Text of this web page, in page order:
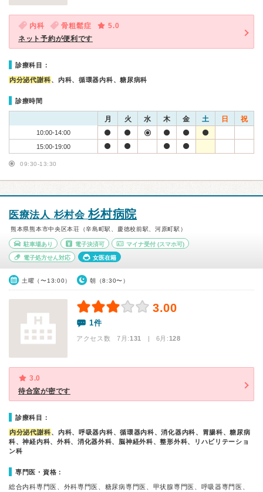
内科 骨粗鬆症
5.0
ネット予約が便利です
診療科目：
内分泌代謝科、内科、循環器内科、糖尿病科
診療時間
月 火 水 木 金 土 日 祝
10:00-14:00
15:00-19:00
09:30-13:30
医療法人 杉村会杉村病院
熊本県熊本市中央区本荘（辛島町駅、慶徳校前駅、河原町駅）
駐車場あり 電子決済可 マイナ受付 (スマホ可)
電子処方せん対応 女医在籍
土曜（〜13:00） 朝（8:30〜）
3.00
1件
アクセス数 7月:131 | 6月:128
3.0
待合室が密です
診療科目：
内分泌代謝科、内科、呼吸器内科、循環器内科、消化器内科、胃腸科、糖尿病
科、神経内科、外科、消化器外科、脳神経外科、整形外科、リハビリテーショ
ン科
専門医・資格：
総合内科専門医、外科専門医、糖尿病専門医、甲状腺専門医、呼吸器専門医、